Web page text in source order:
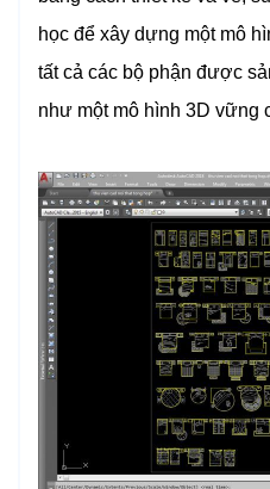
học để xây dựng một mô
tất cả các bộ phận được
như một mô hình 3D vững